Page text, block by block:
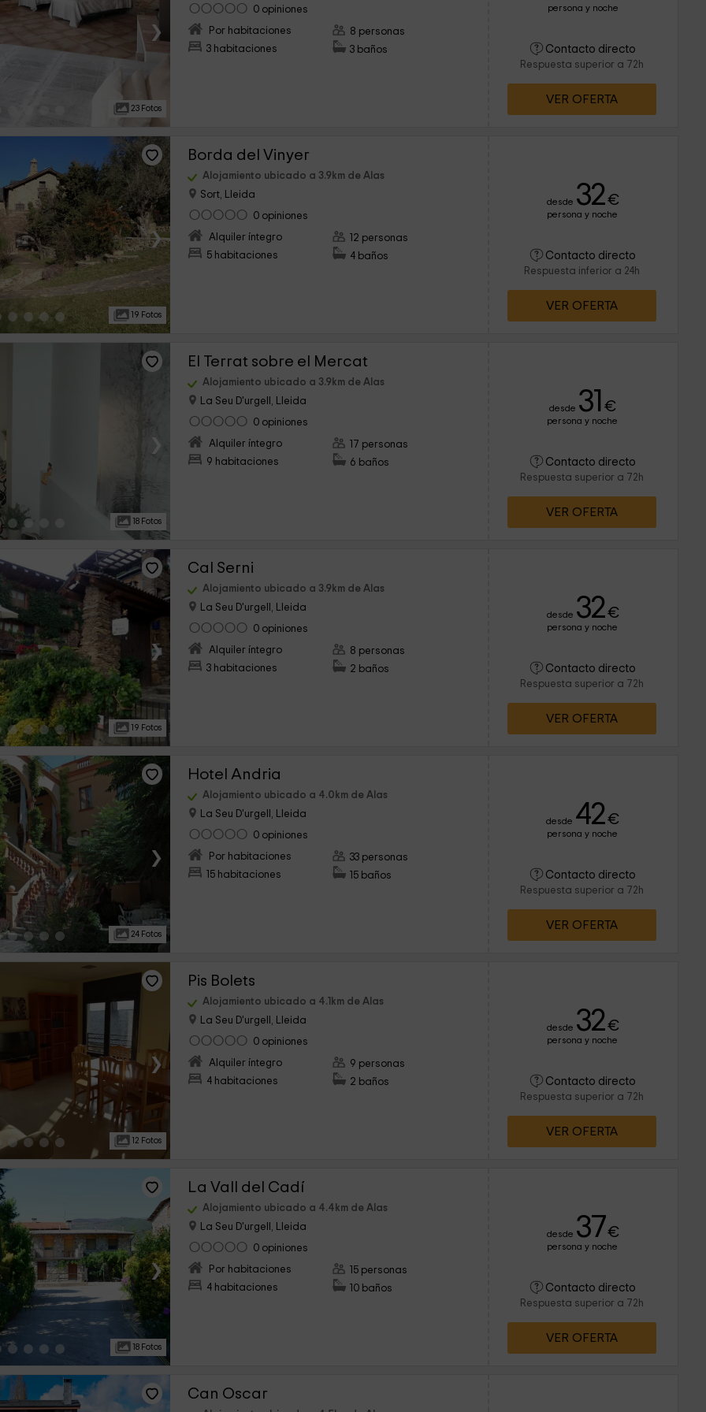
›
23 Fotos
0 opiniones
Por habitaciones
3 habitaciones
8 personas
3 baños
persona y noche
Contacto directo
Respuesta superior a 72h
VER OFERTA
›
19 Fotos
Borda del Vinyer
Alojamiento ubicado a 3.9km de Alas
Sort, Lleida
0 opiniones
Alquiler íntegro
5 habitaciones
12 personas
4 baños
desde 32€
persona y noche
Contacto directo
Respuesta inferior a 24h
VER OFERTA
›
18 Fotos
El Terrat sobre el Mercat
Alojamiento ubicado a 3.9km de Alas
La Seu D'urgell, Lleida
0 opiniones
Alquiler íntegro
9 habitaciones
17 personas
6 baños
desde 31 €
persona y noche
Contacto directo
Respuesta superior a 72h
VER OFERTA
›
19 Fotos
Cal Serni
Alojamiento ubicado a 3.9km de Alas
La Seu D'urgell, Lleida
0 opiniones
Alquiler íntegro
3 habitaciones
8 personas
2 baños
desde 32€
persona y noche
Contacto directo
Respuesta superior a 72h
VER OFERTA
›
24 Fotos
Hotel Andria
Alojamiento ubicado a 4.0km de Alas
La Seu D'urgell, Lleida
0 opiniones
Por habitaciones
15 habitaciones
33 personas
15 baños
desde 42€
persona y noche
Contacto directo
Respuesta superior a 72h
VER OFERTA
›
12 Fotos
Pis Bolets
Alojamiento ubicado a 4.1km de Alas
La Seu D'urgell, Lleida
0 opiniones
Alquiler íntegro
4 habitaciones
9 personas
2 baños
desde 32€
persona y noche
Contacto directo
Respuesta superior a 72h
VER OFERTA
›
18 Fotos
La Vall del Cadí
Alojamiento ubicado a 4.4km de Alas
La Seu D'urgell, Lleida
0 opiniones
Por habitaciones
4 habitaciones
15 personas
10 baños
desde 37€
persona y noche
Contacto directo
Respuesta superior a 72h
VER OFERTA
Can Oscar